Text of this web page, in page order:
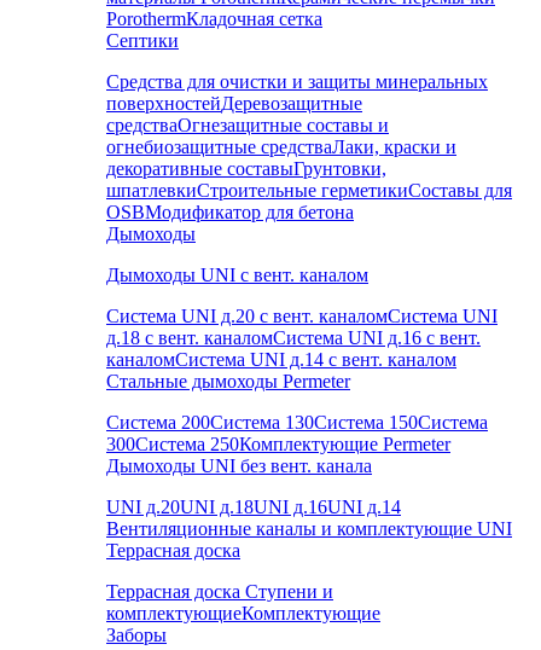
PorothermКладочная сетка
Септики
Средства для очистки и защиты минеральных
поверхностейДеревозащитные
средстваОгнезащитные составы и
огнебиозащитные средстваЛаки, краски и
декоративные составыГрунтовки,
шпатлевкиСтроительные герметикиСоставы для
OSBМодификатор для бетона
Дымоходы
Дымоходы UNI с вент. каналом
Система UNI д.20 с вент. каналомСистема UNI
д.18 с вент. каналомСистема UNI д.16 с вент.
каналомСистема UNI д.14 с вент. каналом
Стальные дымоходы Permeter
Система 200Система 130Система 150Система
300Система 250Комплектующие Permeter
Дымоходы UNI без вент. канала
UNI д.20UNI д.18UNI д.16UNI д.14
Вентиляционные каналы и комплектующие UNI
Террасная доска
Террасная доска Ступени и
комплектующиеКомплектующие
Заборы